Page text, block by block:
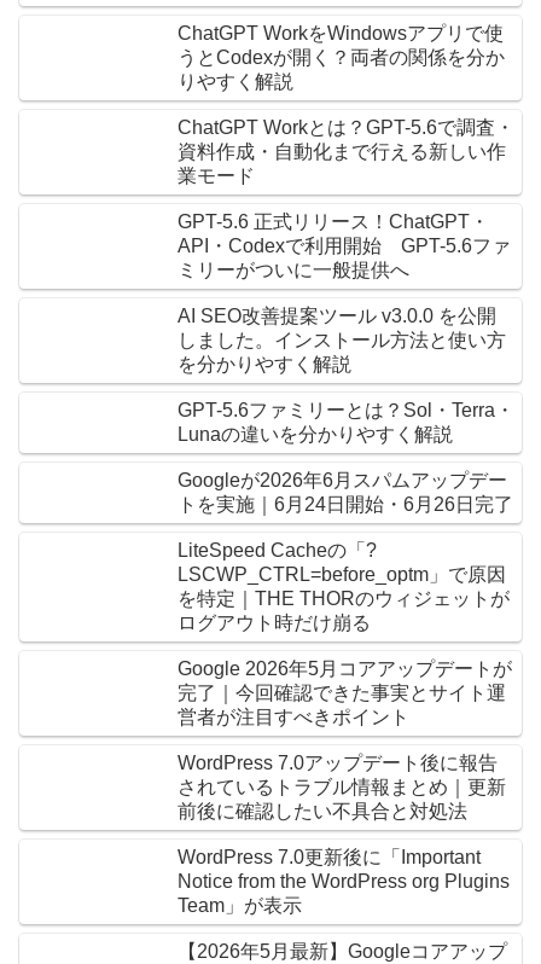
ChatGPT WorkをWindowsアプリで使
うとCodexが開く？両者の関係を分か
りやすく解説
ChatGPT Workとは？GPT-5.6で調査・
資料作成・自動化まで行える新しい作
業モード
GPT-5.6 正式リリース！ChatGPT・
API・Codexで利用開始 GPT-5.6ファ
ミリーがついに一般提供へ
AI SEO改善提案ツール v3.0.0 を公開
しました。インストール方法と使い方
を分かりやすく解説
GPT-5.6ファミリーとは？Sol・Terra・
Lunaの違いを分かりやすく解説
Googleが2026年6月スパムアップデー
トを実施｜6月24日開始・6月26日完了
LiteSpeed Cacheの「?
LSCWP_CTRL=before_optm」で原因
を特定｜THE THORのウィジェットが
ログアウト時だけ崩る
Google 2026年5月コアアップデートが
完了｜今回確認できた事実とサイト運
営者が注目すべきポイント
WordPress 7.0アップデート後に報告
されているトラブル情報まとめ｜更新
前後に確認したい不具合と対処法
WordPress 7.0更新後に「Important
Notice from the WordPress org Plugins
Team」が表示
【2026年5月最新】Googleコアアップ